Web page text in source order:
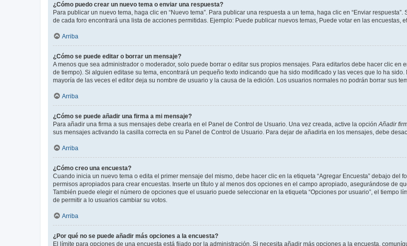
¿Cómo puedo crear un nuevo tema o enviar una respuesta?
Para publicar un nuevo tema, haga clic en “Nuevo tema”. Para publicar una respuesta a un tema, haga clic en “Enviar
de cada foro encontrará una lista de acciones permitidas. Ejemplo: Puede publicar nuevos temas, Puede votar en las encuestas,
Arriba
¿Cómo se puede editar o borrar un mensaje?
A menos que sea administrador o moderador, solo puede borrar o editar sus propios mensajes. Para editarlos debe hacer clic en
de tiempo). Si alguien editase su tema, encontrará un pequeño texto indicando que ha sido modificado y las veces que lo ha
mayoría de las veces el editor deja su nombre de usuario y la causa de la edición. Los usuarios normales no podrán borrar sus
Arriba
¿Cómo se puede añadir una firma a mi mensaje?
Para añadir una firma a sus mensajes debe crearla en el Panel de Control de Usuario. Una vez creada, active la opción Añadir
sus mensajes activando la casilla correcta en su Panel de Control de Usuario. Para dejar de añadirla en los mensajes, debe
Arriba
¿Cómo creo una encuesta?
Cuando inicia un nuevo tema o edita el primer mensaje del mismo, debe hacer clic en la etiqueta “Agregar Encuesta” debajo
permisos apropiados para crear encuestas. Inserte un título y al menos dos opciones en el campo apropiado, asegurándose de
También puede elegir el número de opciones que el usuario puede seleccionar en la etiqueta “Opciones por usuario”, el tiempo
de permitir a lo usuarios cambiar su votos.
Arriba
¿Por qué no se puede añadir más opciones a la encuesta?
El límite para opciones de una encuesta está fijado por la administración. Si necesita añadir más opciones a la encuesta,